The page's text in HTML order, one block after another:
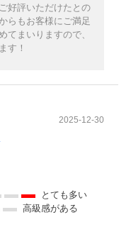
好評いただけたとの
らもお客様にご満足
てまいりますので、
す！
2025-12-30
とても多い
高級感がある